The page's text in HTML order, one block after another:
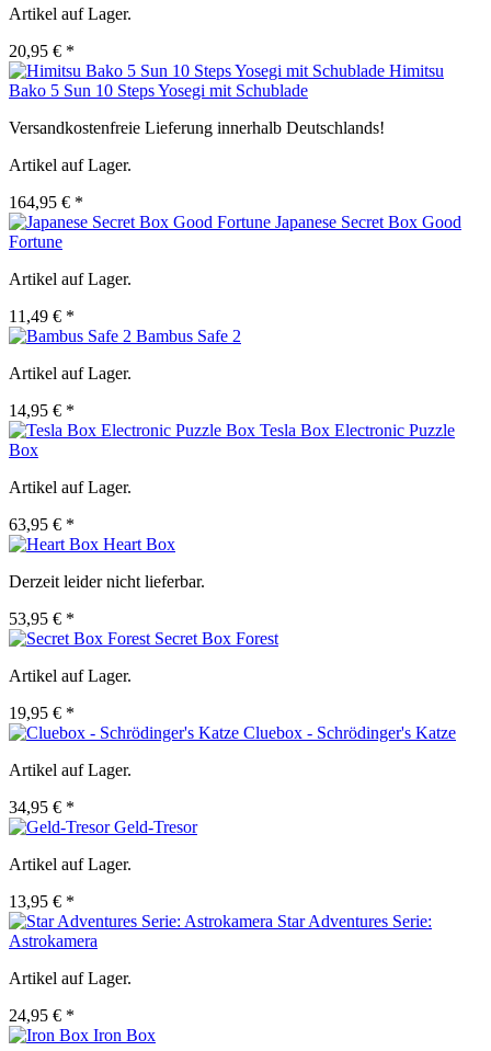
Artikel auf Lager.
20,95 € *
Himitsu
Bako 5 Sun 10 Steps Yosegi mit Schublade
Versandkostenfreie Lieferung innerhalb Deutschlands!
Artikel auf Lager.
164,95 € *
Japanese Secret Box Good
Fortune
Artikel auf Lager.
11,49 € *
Bambus Safe 2
Artikel auf Lager.
14,95 € *
Tesla Box Electronic Puzzle
Box
Artikel auf Lager.
63,95 € *
Heart Box
Derzeit leider nicht lieferbar.
53,95 € *
Secret Box Forest
Artikel auf Lager.
19,95 € *
Cluebox - Schrödinger's Katze
Artikel auf Lager.
34,95 € *
Geld-Tresor
Artikel auf Lager.
13,95 € *
Star Adventures Serie:
Astrokamera
Artikel auf Lager.
24,95 € *
Iron Box